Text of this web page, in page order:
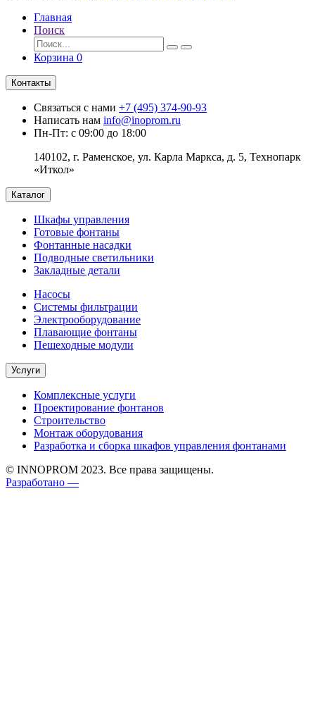
Главная
Поиск
Корзина 0
Контакты
Связаться с нами +7 (495) 374-90-93
Написать нам info@inoprom.ru
Пн-Пт: с 09:00 до 18:00
140102, г. Раменское, ул. Карла Маркса, д. 5, Технопарк
«Иткол»
Каталог
Шкафы управления
Готовые фонтаны
Фонтанные насадки
Подводные светильники
Закладные детали
Насосы
Системы фильтрации
Электрооборудование
Плавающие фонтаны
Пешеходные модули
Услуги
Комплексные услуги
Проектирование фонтанов
Строительство
Монтаж оборудования
Разработка и сборка шкафов управления фонтанами
© INNOPROM 2023. Все права защищены.
Разработано —